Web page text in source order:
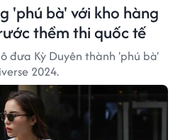
'phú bà' với kho hàng
thềm thi quốc tế
đưa Kỳ Duyên thành 'phú bà'
2024.